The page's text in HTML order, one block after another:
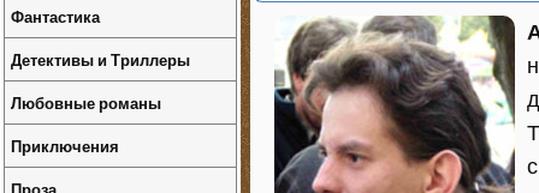
Фантастика
Детективы и Триллеры
Любовные романы
Приключения